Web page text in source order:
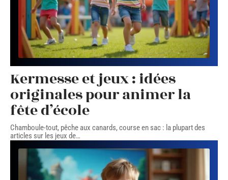
Kermesse et jeux : idées
originales pour animer la
fête d’école
Chamboule-tout, pêche aux canards, course en sac : la plupart des
articles sur les jeux de…